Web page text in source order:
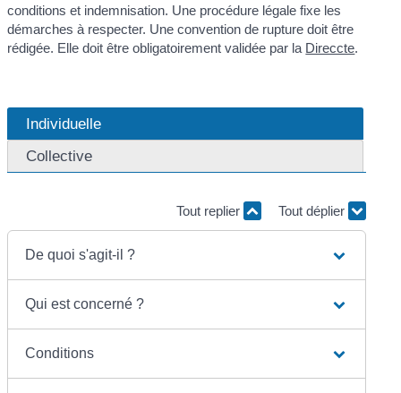
conditions et indemnisation. Une procédure légale fixe les
démarches à respecter. Une convention de rupture doit être
rédigée. Elle doit être obligatoirement validée par la Direccte.
Individuelle
Collective
Tout replier Tout déplier
De quoi s'agit-il ?
Qui est concerné ?
Conditions